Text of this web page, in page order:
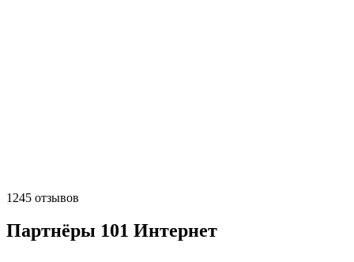
1245 отзывов
Партнёры 101 Интернет